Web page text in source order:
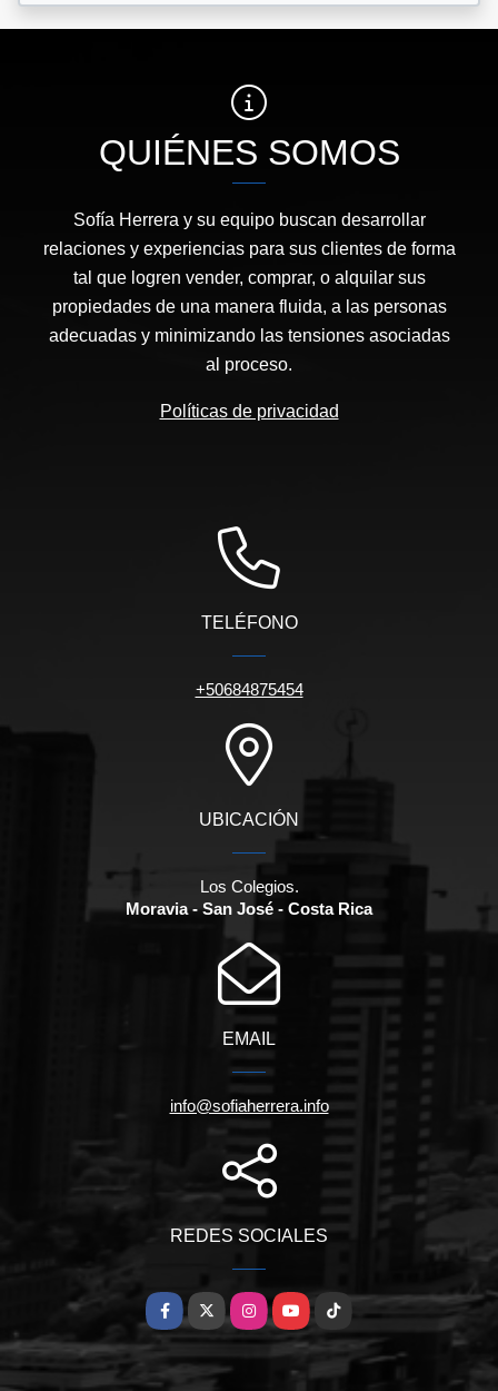
QUIÉNES SOMOS
Sofía Herrera y su equipo buscan desarrollar
relaciones y experiencias para sus clientes de forma
tal que logren vender, comprar, o alquilar sus
propiedades de una manera fluida, a las personas
adecuadas y minimizando las tensiones asociadas
al proceso.
Políticas de privacidad
TELÉFONO
+50684875454
UBICACIÓN
Los Colegios.
Moravia - San José - Costa Rica
EMAIL
info@sofiaherrera.info
REDES SOCIALES
Facebook
X InstagramYouTubeTikTok